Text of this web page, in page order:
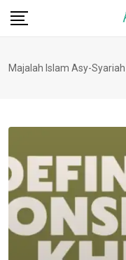
Skip
Majalah Islam Asy-Syariah